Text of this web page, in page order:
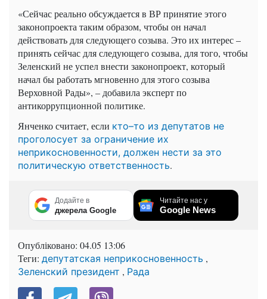
«Сейчас реально обсуждается в ВР принятие этого
законопроекта таким образом, чтобы он начал
действовать для следующего созыва. Это их интерес –
принять сейчас для следующего созыва, для того, чтобы
Зеленский не успел внести законопроект, который
начал бы работать мгновенно для этого созыва
Верховной Рады», – добавила эксперт по
антикоррупционной политике.
Янченко считает, если кто–то из депутатов не
проголосует за ограничение их
неприкосновенности, должен нести за это
политическую ответственность.
Додайте в
джерела Google
Читайте нас у
Google News
Опубліковано: 04.05 13:06
Теги: депутатская неприкосновенность ,
Зеленский президент , Рада